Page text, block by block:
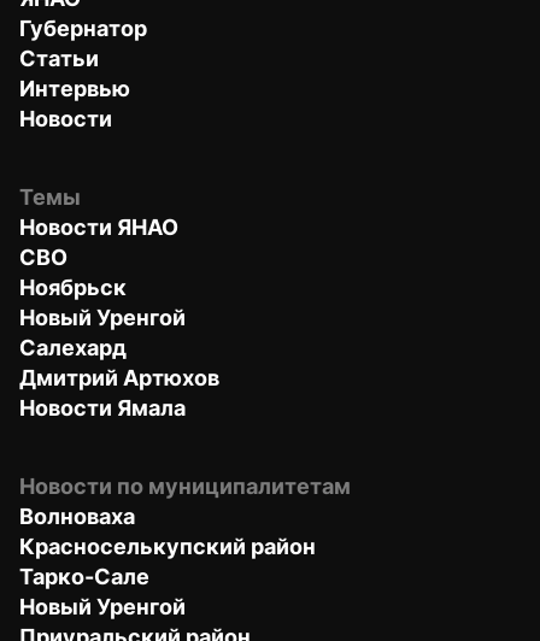
Губернатор
Статьи
Интервью
Новости
Темы
Новости ЯНАО
СВО
Ноябрьск
Новый Уренгой
Салехард
Дмитрий Артюхов
Новости Ямала
Новости по муниципалитетам
Волноваха
Красноселькупский район
Тарко-Сале
Новый Уренгой